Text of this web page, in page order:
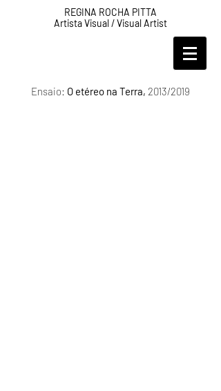
REGINA ROCHA PITTA
Artista Visual / Visual Artist
Ensaio: O etéreo na Terra, 2013/2019